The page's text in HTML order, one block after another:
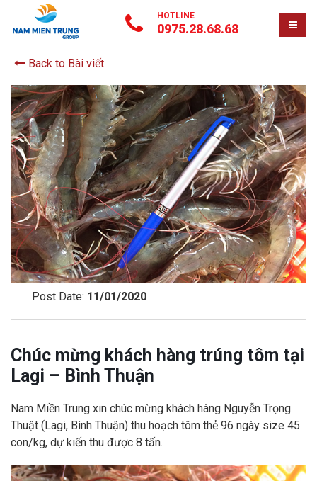
HOTLINE
0975.28.68.68
Back to Bài viết
Post Date: 11/01/2020
Chúc mừng khách hàng trúng tôm tại
Lagi – Bình Thuận
Nam Miền Trung xin chúc mừng khách hàng Nguyễn Trọng
Thuật (Lagi, Bình Thuận) thu hoạch tôm thẻ 96 ngày size 45
con/kg, dự kiến thu được 8 tấn.